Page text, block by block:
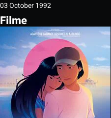
03 October 1992
Filme